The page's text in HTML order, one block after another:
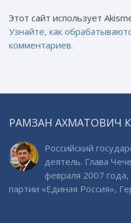
Этот сайт использует
Узнайте, как
комментариев.
РАМЗАН АХМАТОВИЧ
Российский
деятель. Глава
февраля 2007
партии «Единая Россия»,